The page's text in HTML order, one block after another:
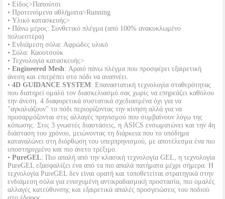
• Είδος>Παπούτσι
• Προτεινόμενα αθλήματα>Running
• Υλικό κατασκευής>
• Πάνω μέρος: Συνθετικό πλέγμα (από 100% ανακυκλωμένο
πολυεστέρα)
• Ενδιάμεση σόλα: Αφρώδες υλικό
• Σόλα: Καουτσούκ
• Τεχνολογία κατασκευής>
• Engineered Mesh: Αραιό πάνω πλέγμα που προσφέρει εξαιρετική
άνεση και επιτρέπει στο πόδι να αναπνέει.
• 4D GUIDANCE SYSTEM: Επαναστατική τεχνολογία σταθερότητας
που διατηρεί ομαλό τον διασκελιασμό σας χωρίς να επηρεάζει καθόλου
την άνεση. 4 διαφορετικά συστατικά σχεδιασμένα όχι για να
"αγκαλιάζουν" το πόδι περιορίζοντας την κίνηση αλλά για να
προσαρμόζονται στις αλλαγές πρηνισμού που συμβαίνουν λόγω της
κόπωσης. Στις 3 γνωστές διαστάσεις, η ASICS ενσωματώνει και την 4η
διάσταση του χρόνου, μειώνοντας τη διάρκεια που το υπόδημα
καταναλώνει στη διόρθωση του υπερπρηνισμού, με αποτέλεσμα ένα πιο
υποστηριγμένο και πιο άνετο τρέξιμο.
• PureGEL: Πιο απαλή από την κλασική τεχνολογία GEL, η τεχνολογία
PureGEL εξασφαλίζει ένα από τα πιο απαλά πατήματα μέχρι σήμερα. Η
τεχνολογία PureGEL δεν είναι ορατή και τοποθετείται στρατηγικά στην
ενδιάμεση σόλα για ενισχυμένη αντικραδασμική προστασία, πιο ομαλές
αλλαγές κατεύθυνσης και εξαιρετικά απαλές προσγειώσεις του ποδιού